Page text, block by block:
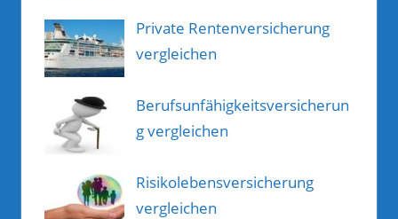
Private Rentenversicherung
vergleichen
Berufsunfähigkeitsversicherun
g vergleichen
Risikolebensversicherung
vergleichen